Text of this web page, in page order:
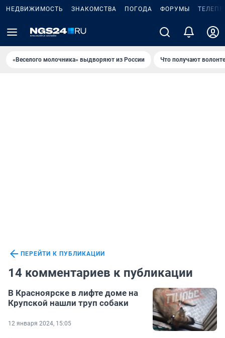
НЕДВИЖИМОСТЬ ЗНАКОМСТВА ПОГОДА ФОРУМЫ
«Веселого молочника» выдворяют из России Что получают
ПЕРЕЙТИ К ПУБЛИКАЦИИ
14 комментариев к публикации
В Красноярске в лифте доме на
Крупской нашли труп собаки
12 января 2024, 15:05